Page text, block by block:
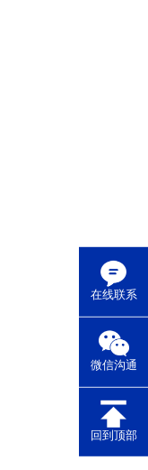
在线联系
微信沟通
回到顶部